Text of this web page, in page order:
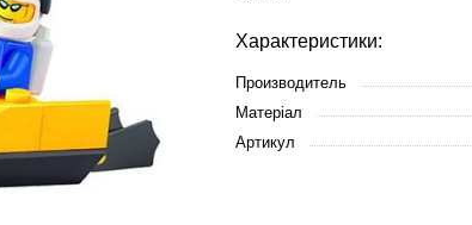
Характеристики:
Производитель
Матеріал
Артикул